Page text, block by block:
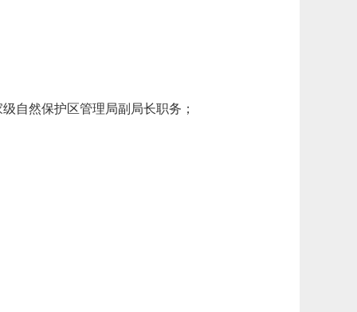
自然保护区管理局副局长职务；